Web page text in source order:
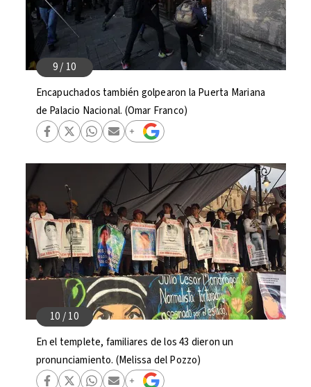
Encapuchados también golpearon la Puerta Mariana
de Palacio Nacional. (Omar Franco)
En el templete, familiares de los 43 dieron un
pronunciamiento. (Melissa del Pozzo)